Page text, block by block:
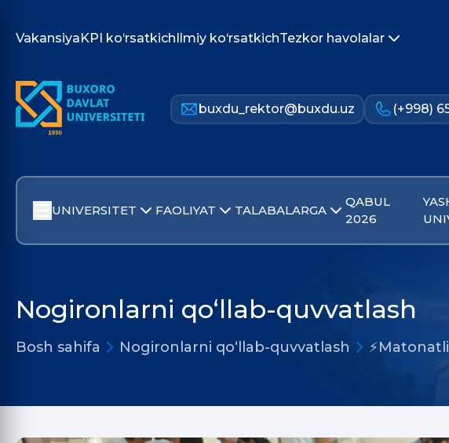
VakansiyaKPI ko‘rsatkichIlmiy ko‘rsatkichTezkor havolalar
buxdu_rektor@buxdu.uz (+998)
UNIVERSITET FAOLIYAT TALABALARGA
QABUL
2026
Nogironlarni qo‘llab-quvvatlash
Bosh sahifa Nogironlarni qo‘llab-quvvatlash